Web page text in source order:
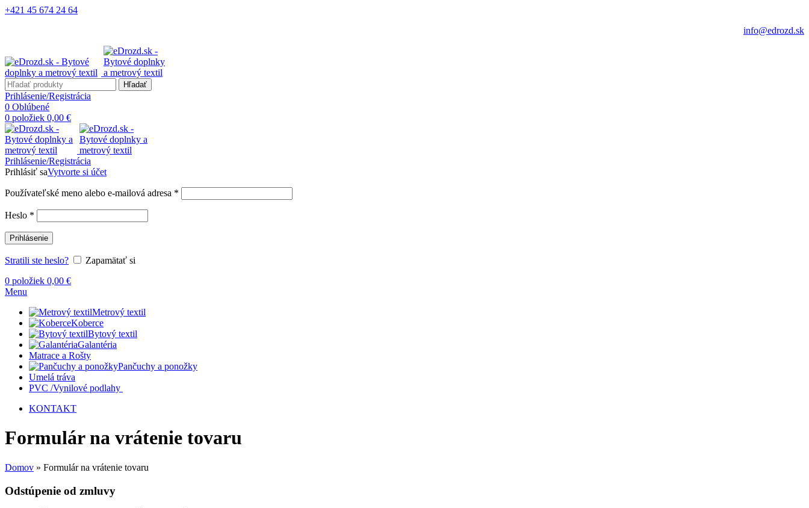
+421 45 674 24 64
info@edrozd.sk
Hľadať
Prihlásenie/Registrácia
0 Oblúbené
0 položiek 0,00 €
Prihlásenie/Registrácia
Prihlásiť saVytvorte si účet
Používateľské meno alebo e-mailová adresa *
Heslo *
Prihlásenie
Stratili ste heslo?
Zapamätať si
0 položiek 0,00 €
Menu
Metrový textil
Koberce
Bytový textil
Galantéria
Matrace a Rošty
Pančuchy a ponožky
Umelá tráva
PVC /Vynilové podlahy
KONTAKT
Formulár na vrátenie tovaru
Domov » Formulár na vrátenie tovaru
Odstúpenie od zmluvy